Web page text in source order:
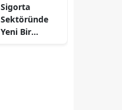
Sigorta
Sektöründe
Yeni Bir